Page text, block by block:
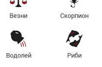
Везни Скорпион
Водолей Риби